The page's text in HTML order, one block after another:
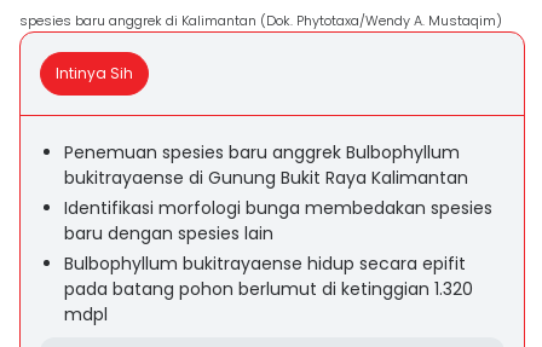
spesies baru anggrek di Kalimantan (Dok. Phytotaxa/Wendy A. Mustaqim)
Intinya Sih
Penemuan spesies baru anggrek Bulbophyllum
bukitrayaense di Gunung Bukit Raya Kalimantan
Identifikasi morfologi bunga membedakan spesies
baru dengan spesies lain
Bulbophyllum bukitrayaense hidup secara epifit
pada batang pohon berlumut di ketinggian 1.320
mdpl